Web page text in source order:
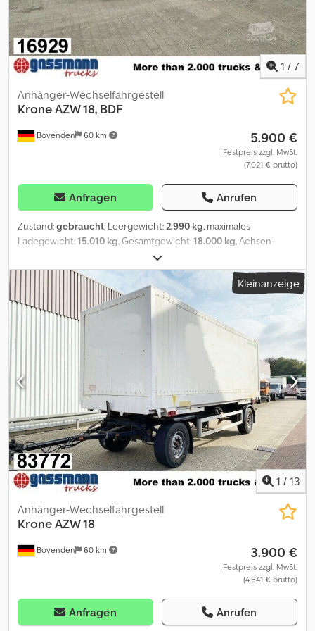
Zwischenverkauf und Irrtümer vorbehalten! - . Cedpfx Aji Rqw
Rodisrf
1 / 7
Bovenden 60 km
Anhänger-Wechselfahrgestell
KroneAZW 18, BDF
5.900 €
Festpreis zzgl. MwSt.
(7.021 € brutto)
Anfragen Anrufen
Zustand:gebraucht, Leergewicht:2.990 kg, maximales
Ladegewicht:15.010 kg, Gesamtgewicht:18.000 kg, Achsen-
, Erstzulassung:
7.300 mm, Gesamtlänge:2.480 mm, Gesamtbreite:1.080 mm,
Federung:
, Reifengröße: 445/45 R 19,5 , Farbe: Schwarz,
Kilometerstand:
1.001 km, Getriebetyp:Sonstige, Fahrerkabine:
Sonstige, Ausstattung:
, Fahrzeugstandort: Bovenden, 2-
Achsen, BPW Achsen, luftgefedert, Heben+Senken, ABS
(Antiblockiersystem), seitl. Alu-Fahrschutz Aufbau: Aufnahme bis
3.000 mm Kantenhöhe Brücken ( UPS-DPD...) Scheibenbremsen
ZUBEHÖRANGABEN OHNE GEWÄHR, Änderungen,
Zwischenverkauf und Irrtümer vorbehalten! Credpfx Aji Rpr Rjdief
Kleinanzeige
1 / 13
Bovenden 60 km
Anhänger-Wechselfahrgestell
KroneAZW 18
3.900 €
Festpreis zzgl. MwSt.
(4.641 € brutto)
Anfragen Anrufen